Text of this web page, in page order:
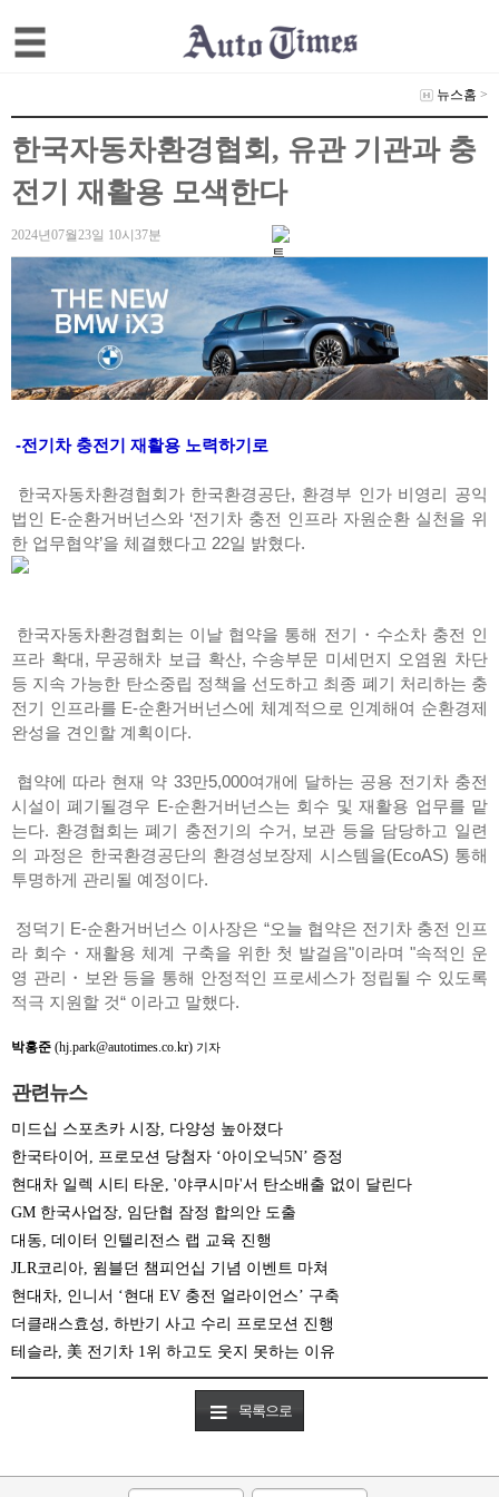
뉴스홈 >
한국자동차환경협회, 유관 기관과 충
전기 재활용 모색한다
2024년07월23일 10시37분
-전기차 충전기 재활용 노력하기로
한국자동차환경협회가 한국환경공단, 환경부 인가 비영리 공익
법인 E-순환거버넌스와 ‘전기차 충전 인프라 자원순환 실천을 위
한 업무협약’을 체결했다고 22일 밝혔다.
한국자동차환경협회는 이날 협약을 통해 전기・수소차 충전 인
프라 확대, 무공해차 보급 확산, 수송부문 미세먼지 오염원 차단
등 지속 가능한 탄소중립 정책을 선도하고 최종 폐기 처리하는 충
전기 인프라를 E-순환거버넌스에 체계적으로 인계해여 순환경제
완성을 견인할 계획이다.
협약에 따라 현재 약 33만5,000여개에 달하는 공용 전기차 충전
시설이 폐기될경우 E-순환거버넌스는 회수 및 재활용 업무를 맡
는다. 환경협회는 폐기 충전기의 수거, 보관 등을 담당하고 일련
의 과정은 한국환경공단의 환경성보장제 시스템을(EcoAS) 통해
투명하게 관리될 예정이다.
정덕기 E-순환거버넌스 이사장은 “오늘 협약은 전기차 충전 인프
라 회수・재활용 체계 구축을 위한 첫 발걸음"이라며 "속적인 운
영 관리・보완 등을 통해 안정적인 프로세스가 정립될 수 있도록
적극 지원할 것“ 이라고 말했다.
박홍준 (hj.park@autotimes.co.kr) 기자
관련뉴스
미드십 스포츠카 시장, 다양성 높아졌다
한국타이어, 프로모션 당첨자 ‘아이오닉5N’ 증정
현대차 일렉 시티 타운, '야쿠시마'서 탄소배출 없이 달린다
GM 한국사업장, 임단협 잠정 합의안 도출
대동, 데이터 인텔리전스 랩 교육 진행
JLR코리아, 윔블던 챔피언십 기념 이벤트 마쳐
현대차, 인니서 ‘현대 EV 충전 얼라이언스’ 구축
더클래스효성, 하반기 사고 수리 프로모션 진행
테슬라, 美 전기차 1위 하고도 웃지 못하는 이유
목록으로